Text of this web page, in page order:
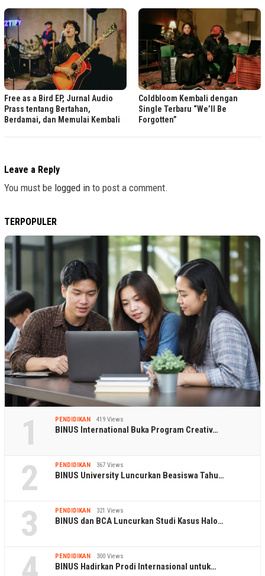
Free as a Bird EP, Jurnal Audio
Prass tentang Bertahan,
Berdamai, dan Memulai Kembali
Coldbloom Kembali dengan
Single Terbaru “We’ll Be
Forgotten”
Leave a Reply
You must be logged in to post a comment.
TERPOPULER
1 PENDIDIKAN 419 Views
BINUS International Buka Program Creativ…
2 PENDIDIKAN 367 Views
BINUS University Luncurkan Beasiswa Tahu…
3 PENDIDIKAN 321 Views
BINUS dan BCA Luncurkan Studi Kasus Halo…
PENDIDIKAN 300 Views
BINUS Hadirkan Prodi Internasional untuk…